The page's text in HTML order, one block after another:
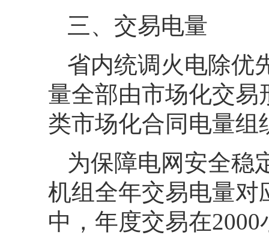
三、交易电量
省内统调火电除优
量全部由市场化交易
类市场化合同电量组
为保障电网安全稳
机组全年交易电量对
中，年度交易在